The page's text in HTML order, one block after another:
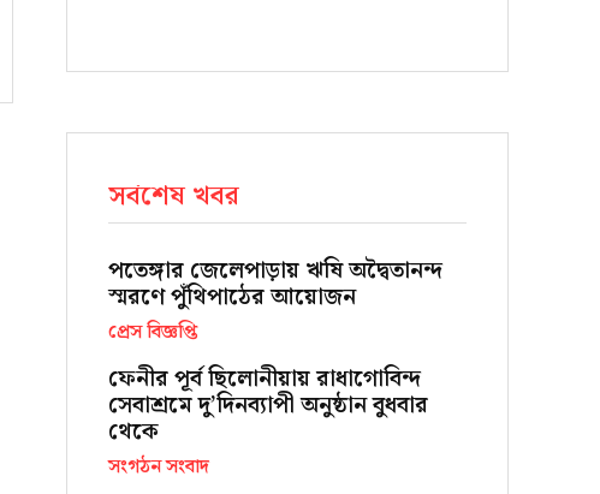
সর্বশেষ খবর
পতেঙ্গার জেলেপাড়ায় ঋষি অদ্বৈতানন্দ
স্মরণে পুঁথিপাঠের আয়োজন
প্রেস বিজ্ঞপ্তি
ফেনীর পূর্ব ছিলোনীয়ায় রাধাগোবিন্দ
সেবাশ্রমে দু’দিনব্যাপী অনুষ্ঠান বুধবার
থেকে
সংগঠন সংবাদ